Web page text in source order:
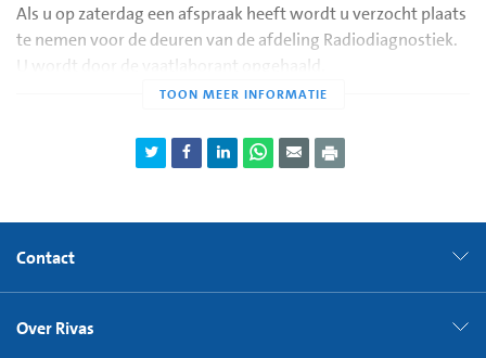
Als u op zaterdag een afspraak heeft wordt u verzocht plaats
te nemen voor de deuren van de afdeling Radiodiagnostiek.
U wordt door de vaatlaborant opgehaald.
Contact
Over Rivas